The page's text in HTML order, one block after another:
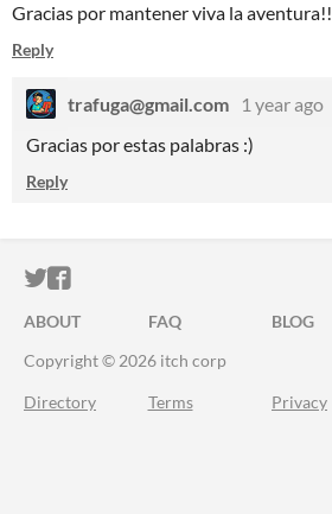
Gracias por mantener viva la aventura!!
Reply
trafuga@gmail.com
1 year ago
Gracias por estas palabras :)
Reply
ITCH.IO ON TWITTER
ITCH.IO ON FACEBOOK
ABOUT FAQ BLOG
Copyright © 2026 itch corp
Directory Terms Privacy